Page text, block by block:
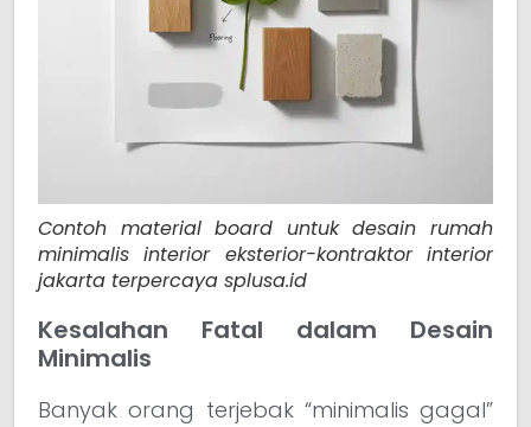
Contoh material board untuk desain rumah
minimalis interior eksterior-kontraktor interior
jakarta terpercaya splusa.id
Kesalahan Fatal dalam Desain
Minimalis
Banyak orang terjebak “minimalis gagal”